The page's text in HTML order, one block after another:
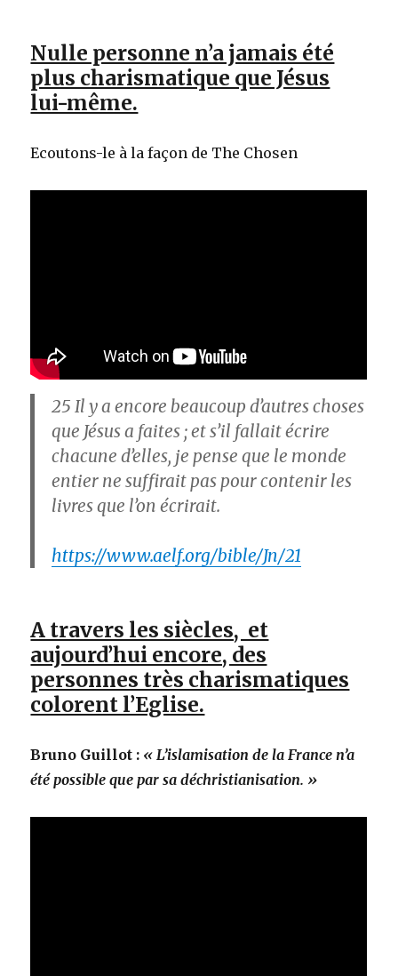
Nulle personne n’a jamais été
plus charismatique que Jésus
lui-même.
Ecoutons-le à la façon de The Chosen
25 Il y a encore beaucoup d’autres choses
que Jésus a faites ; et s’il fallait écrire
chacune d’elles, je pense que le monde
entier ne suffirait pas pour contenir les
livres que l’on écrirait.
https://www.aelf.org/bible/Jn/21
A travers les siècles, et
aujourd’hui encore, des
personnes très charismatiques
colorent l’Eglise.
Bruno Guillot : « L’islamisation de la France n’a
été possible que par sa déchristianisation. »